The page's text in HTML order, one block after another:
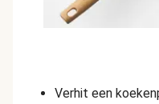
Verhit een